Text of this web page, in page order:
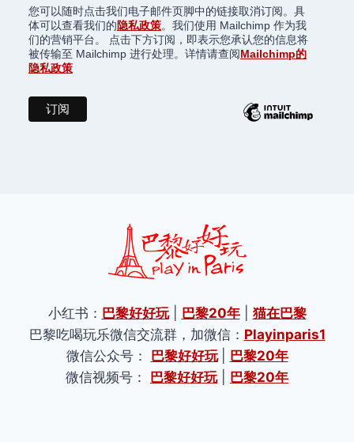
您可以随时点击我们电子邮件页脚中的链接取消订阅。具
体可以查看我们的隐私政策。我们使用 Mailchimp 作为我
们的营销平台。 点击下方订阅，即表示您承认您的信息将
被传输至 Mailchimp 进行处理。详情请查阅Mailchimp的
隐私政策
小红书： 巴黎好好玩| 巴黎20年| 猫在巴黎
巴黎吃喝玩乐微信交流群，加微信： Playinparis1
微信公众号： 巴黎好好玩
巴黎20年
微信视频号： 巴黎好好玩| 巴黎20年